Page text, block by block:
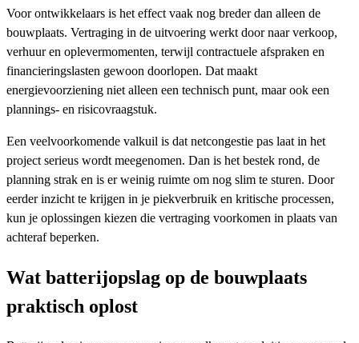
Voor ontwikkelaars is het effect vaak nog breder dan alleen de
bouwplaats. Vertraging in de uitvoering werkt door naar verkoop,
verhuur en oplevermomenten, terwijl contractuele afspraken en
financieringslasten gewoon doorlopen. Dat maakt
energievoorziening niet alleen een technisch punt, maar ook een
plannings- en risicovraagstuk.
Een veelvoorkomende valkuil is dat netcongestie pas laat in het
project serieus wordt meegenomen. Dan is het bestek rond, de
planning strak en is er weinig ruimte om nog slim te sturen. Door
eerder inzicht te krijgen in je piekverbruik en kritische processen,
kun je oplossingen kiezen die vertraging voorkomen in plaats van
achteraf beperken.
Wat batterijopslag op de bouwplaats
praktisch oplost